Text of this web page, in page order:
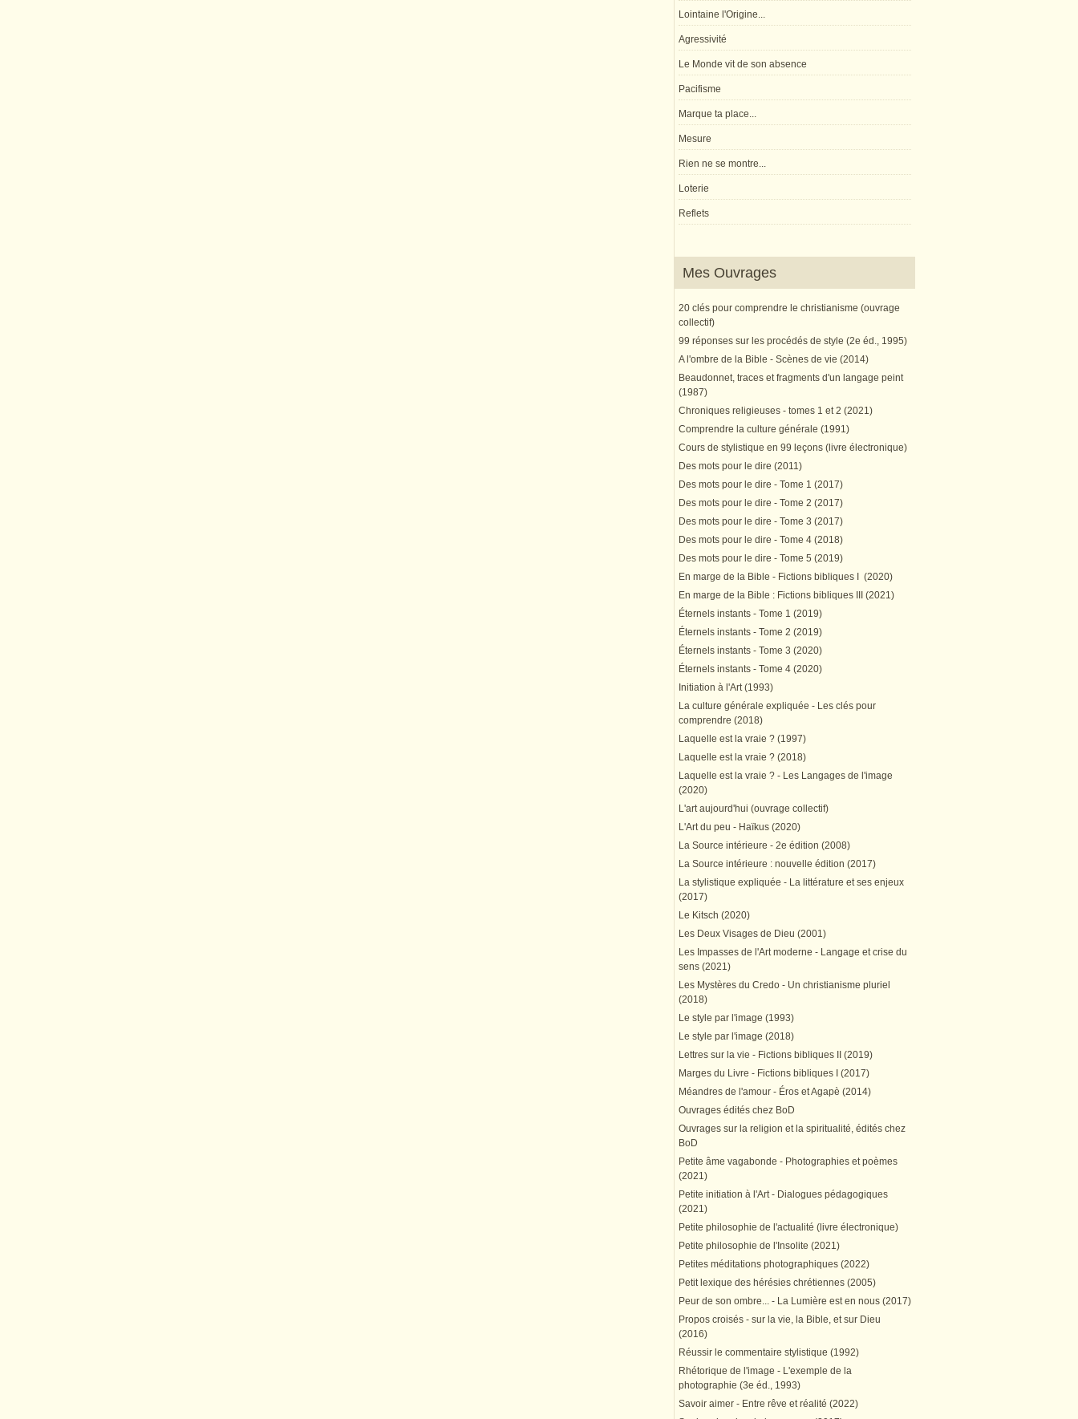
Lointaine l'Origine...
Agressivité
Le Monde vit de son absence
Pacifisme
Marque ta place...
Mesure
Rien ne se montre...
Loterie
Reflets
Mes Ouvrages
20 clés pour comprendre le christianisme (ouvrage
collectif)
99 réponses sur les procédés de style (2e éd., 1995)
A l'ombre de la Bible - Scènes de vie (2014)
Beaudonnet, traces et fragments d'un langage peint
(1987)
Chroniques religieuses - tomes 1 et 2 (2021)
Comprendre la culture générale (1991)
Cours de stylistique en 99 leçons (livre électronique)
Des mots pour le dire (2011)
Des mots pour le dire - Tome 1 (2017)
Des mots pour le dire - Tome 2 (2017)
Des mots pour le dire - Tome 3 (2017)
Des mots pour le dire - Tome 4 (2018)
Des mots pour le dire - Tome 5 (2019)
En marge de la Bible - Fictions bibliques I (2020)
En marge de la Bible : Fictions bibliques III (2021)
Éternels instants - Tome 1 (2019)
Éternels instants - Tome 2 (2019)
Éternels instants - Tome 3 (2020)
Éternels instants - Tome 4 (2020)
Initiation à l'Art (1993)
La culture générale expliquée - Les clés pour
comprendre (2018)
Laquelle est la vraie ? (1997)
Laquelle est la vraie ? (2018)
Laquelle est la vraie ? - Les Langages de l'image
(2020)
L'art aujourd'hui (ouvrage collectif)
L'Art du peu - Haïkus (2020)
La Source intérieure - 2e édition (2008)
La Source intérieure : nouvelle édition (2017)
La stylistique expliquée - La littérature et ses enjeux
(2017)
Le Kitsch (2020)
Les Deux Visages de Dieu (2001)
Les Impasses de l'Art moderne - Langage et crise du
sens (2021)
Les Mystères du Credo - Un christianisme pluriel
(2018)
Le style par l'image (1993)
Le style par l'image (2018)
Lettres sur la vie - Fictions bibliques II (2019)
Marges du Livre - Fictions bibliques I (2017)
Méandres de l'amour - Éros et Agapè (2014)
Ouvrages édités chez BoD
Ouvrages sur la religion et la spiritualité, édités chez
BoD
Petite âme vagabonde - Photographies et poèmes
(2021)
Petite initiation à l'Art - Dialogues pédagogiques
(2021)
Petite philosophie de l'actualité (livre électronique)
Petite philosophie de l'Insolite (2021)
Petites méditations photographiques (2022)
Petit lexique des hérésies chrétiennes (2005)
Peur de son ombre... - La Lumière est en nous (2017)
Propos croisés - sur la vie, la Bible, et sur Dieu
(2016)
Réussir le commentaire stylistique (1992)
Rhétorique de l'image - L'exemple de la
photographie (3e éd., 1993)
Savoir aimer - Entre rêve et réalité (2022)